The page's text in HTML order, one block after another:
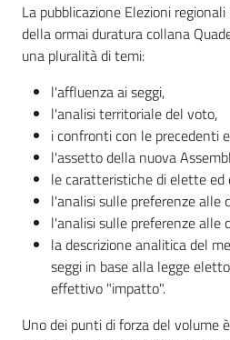
La pubblicazione Elezioni
della ormai duratura collana
una pluralità di temi:
l'affluenza ai seggi,
l'analisi territoriale del voto,
i confronti con le precedenti
l'assetto della nuova
le caratteristiche di elette ed
l'analisi sulle preferenze alle
l'analisi sulle preferenze alle
la descrizione analitica del
seggi in base alla legge
effettivo "impatto".
Uno dei punti di forza del volume